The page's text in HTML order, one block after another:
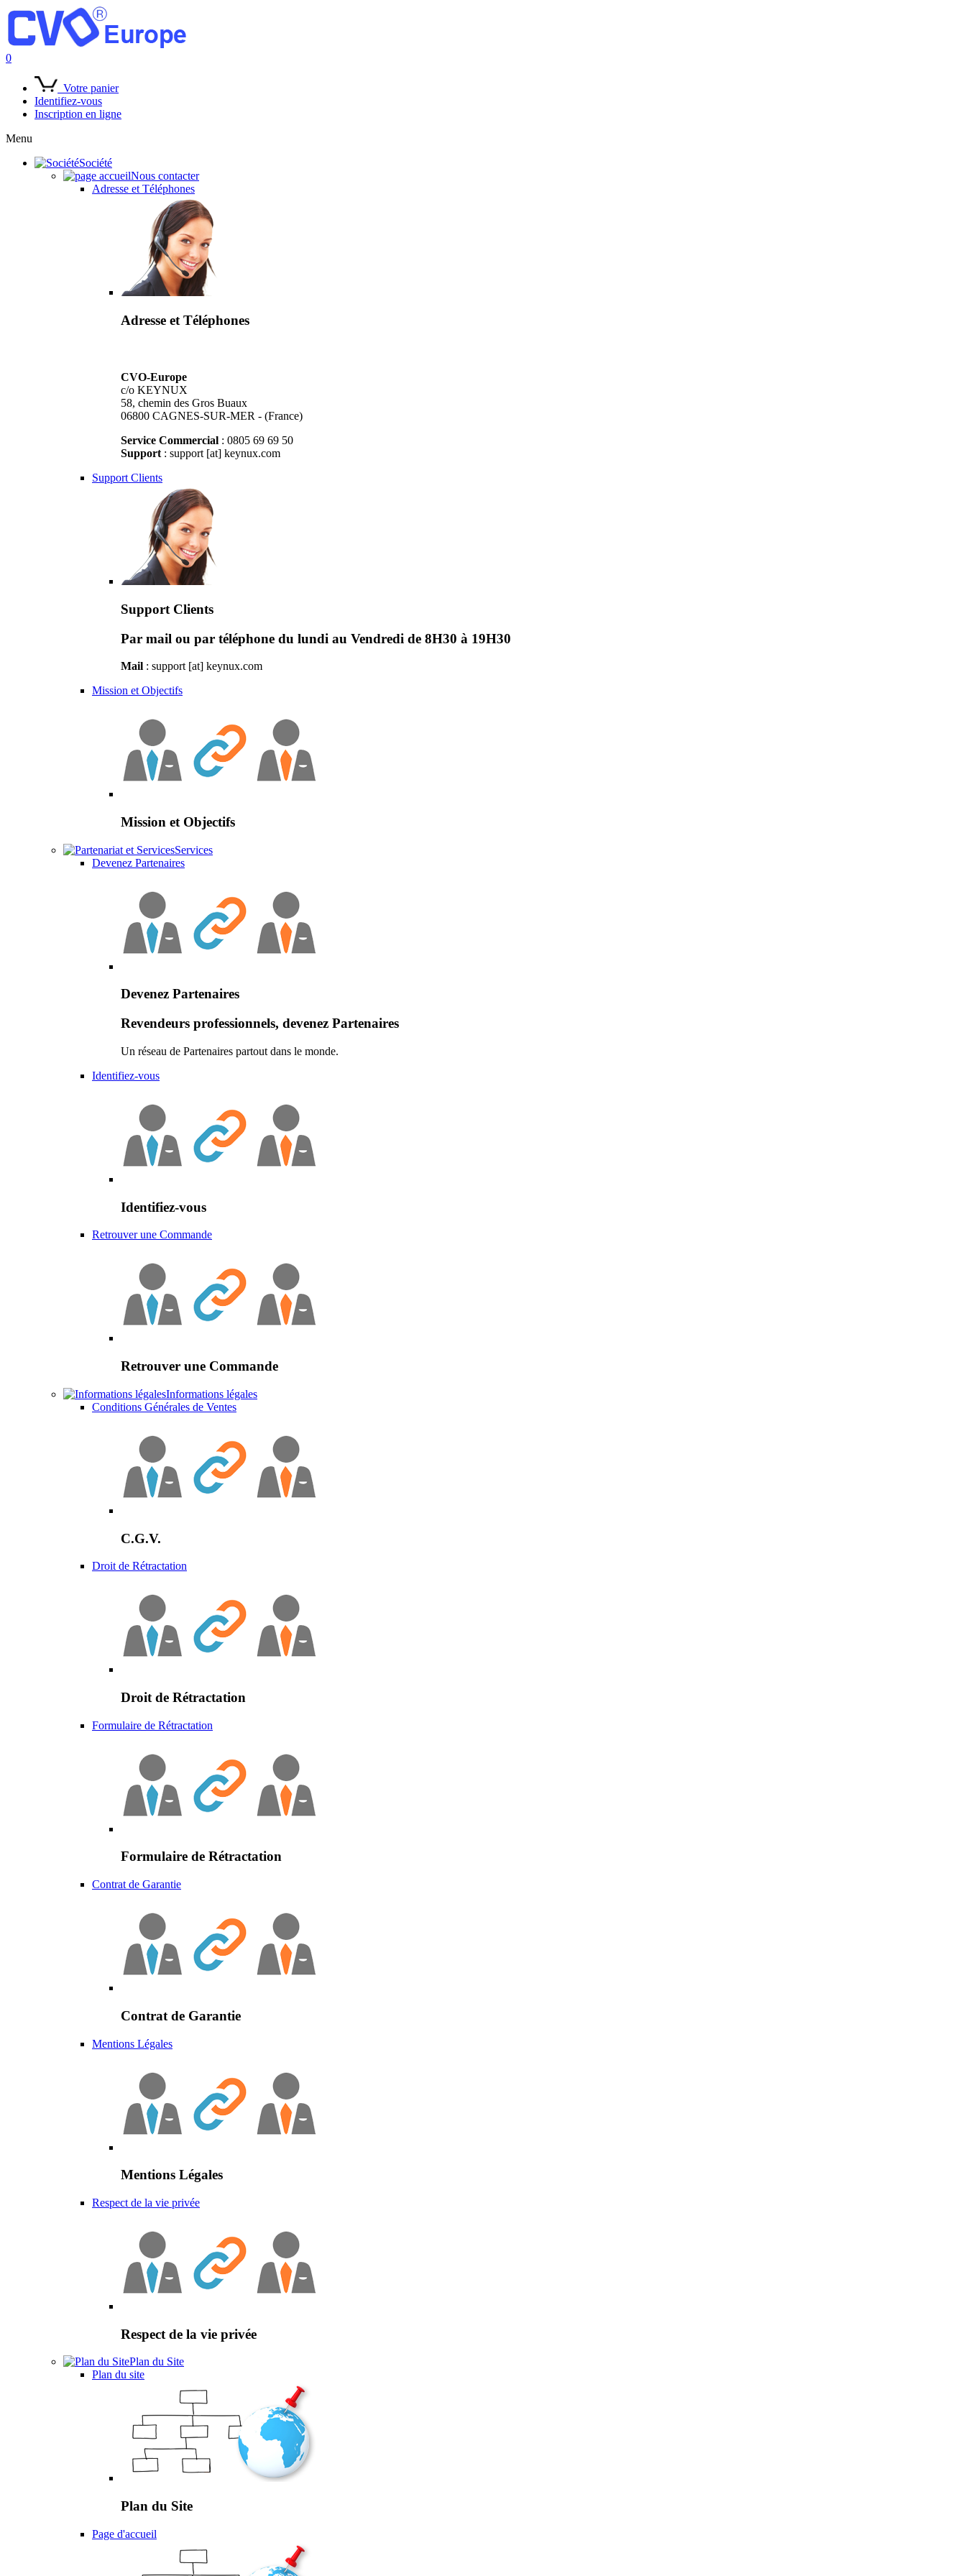
0
Votre panier
Identifiez-vous
Inscription en ligne
Menu
Société
Nous contacter
Adresse et Téléphones
Adresse et Téléphones
CVO-Europe
c/o KEYNUX
58, chemin des Gros Buaux
06800 CAGNES-SUR-MER - (France)
Service Commercial : 0805 69 69 50
Support : support [at] keynux.com
Support Clients
Support Clients
Par mail ou par téléphone du lundi au Vendredi de 8H30 à 19H30
Mail : support [at] keynux.com
Mission et Objectifs
Mission et Objectifs
Services
Devenez Partenaires
Devenez Partenaires
Revendeurs professionnels, devenez Partenaires
Un réseau de Partenaires partout dans le monde.
Identifiez-vous
Identifiez-vous
Retrouver une Commande
Retrouver une Commande
Informations légales
Conditions Générales de Ventes
C.G.V.
Droit de Rétractation
Droit de Rétractation
Formulaire de Rétractation
Formulaire de Rétractation
Contrat de Garantie
Contrat de Garantie
Mentions Légales
Mentions Légales
Respect de la vie privée
Respect de la vie privée
Plan du Site
Plan du site
Plan du Site
Page d'accueil